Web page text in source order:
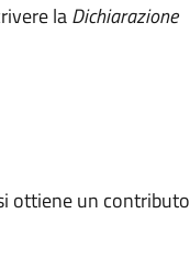
laDichiarazione
ottiene un contributo